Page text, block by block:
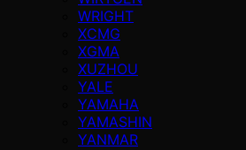
WRIGHT
XCMG
XGMA
XUZHOU
YALE
YAMAHA
YAMASHIN
YANMAR